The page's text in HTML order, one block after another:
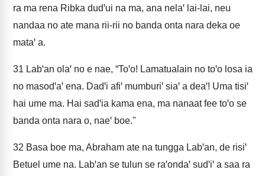
ra ma rena Ribka dudꞌui na ma, ana nelaꞌ lai-lai, neu
nandaa no ate mana rii-rii no banda onta nara deka oe
mataꞌ a.
31 Labꞌan olaꞌ no e nae, “Toꞌo! Lamatualain no toꞌo losa ia
no masodꞌaꞌ ena. Dadꞌi afiꞌ mumburiꞌ siaꞌ a deaꞌ! Uma tisiꞌ
hai ume ma. Hai sadꞌia kama ena, ma nanaat fee toꞌo se
banda onta nara o, naeꞌ boe."
32 Basa boe ma, Abraham ate na tungga Labꞌan, de risiꞌ
Betuel ume na. Labꞌan se tulun se raꞌondaꞌ sudꞌiꞌ a saa ra